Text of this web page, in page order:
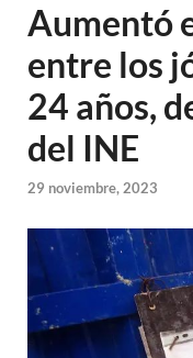
Aumentó
entre los
24 años,
del INE
29 noviembre, 2023